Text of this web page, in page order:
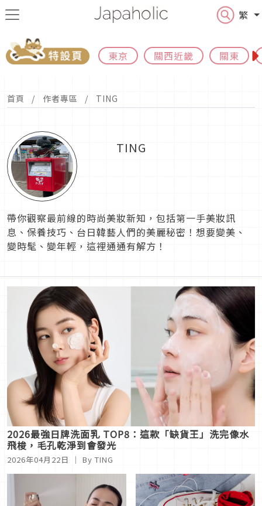
繁
東京 關西近畿 關東
首頁 作者專區 TING
TING
帶你觀察最前線的時尚美妝新知，包括第一手美妝訊
息、保養技巧、台日韓藝人們的美麗秘密！想要變美、
變時髦、變年輕，這裡通通有解方！
2026最強日牌洗面乳 TOP8：這款「缺貨王」洗完像水
飛梭，毛孔乾淨到會發光
2026年04月22日 ｜ By TING